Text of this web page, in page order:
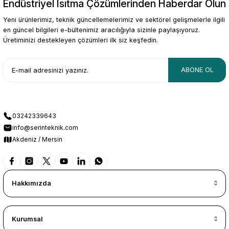
Gönder
Endüstriyel Isıtma Çözümlerinden Haberdar Olun
Yeni ürünlerimiz, teknik güncellemelerimiz ve sektörel gelişmelerle ilgili
en güncel bilgileri e-bültenimiz aracılığıyla sizinle paylaşıyoruz.
Üretiminizi destekleyen çözümleri ilk siz keşfedin.
ABONE OL
03242339643
info@serinteknik.com
Akdeniz / Mersin
Hakkımızda
Kurumsal